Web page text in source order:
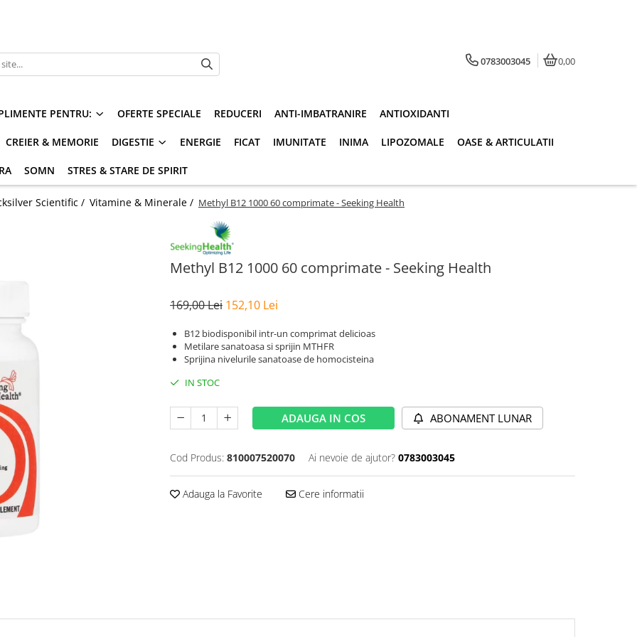
0783003045 0,00
PENTRU: OFERTE SPECIALE REDUCERI ANTI-IMBATRANIRE ANTIOXIDANTI
CREIER & MEMORIE DIGESTIE ENERGIE FICAT IMUNITATE INIMA LIPOZOMALE OASE & ARTICULATII
SOMN STRES & STARE DE SPIRIT
Scientific / Vitamine & Minerale / Methyl B12 1000 60 comprimate - Seeking Health
Methyl B12 1000 60 comprimate - Seeking Health
169,00 Lei 152,10 Lei
B12 biodisponibil intr-un comprimat delicioas
Metilare sanatoasa si sprijin MTHFR
Sprijina nivelurile sanatoase de homocisteina
IN STOC
ADAUGA IN COS ABONAMENT LUNAR
Cod Produs: 810007520070 Ai nevoie de ajutor? 0783003045
Adauga la Favorite Cere informatii